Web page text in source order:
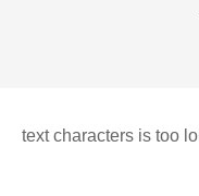
text characters is too